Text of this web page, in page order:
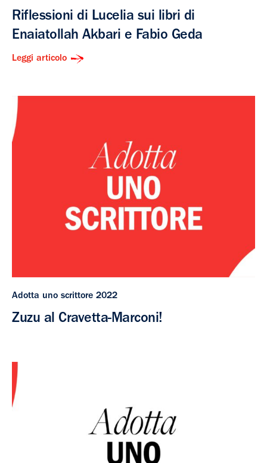
Riflessioni di Lucelia sui libri di
Enaiatollah Akbari e Fabio Geda
Leggi articolo
Adotta uno scrittore 2022
Zuzu al Cravetta-Marconi!